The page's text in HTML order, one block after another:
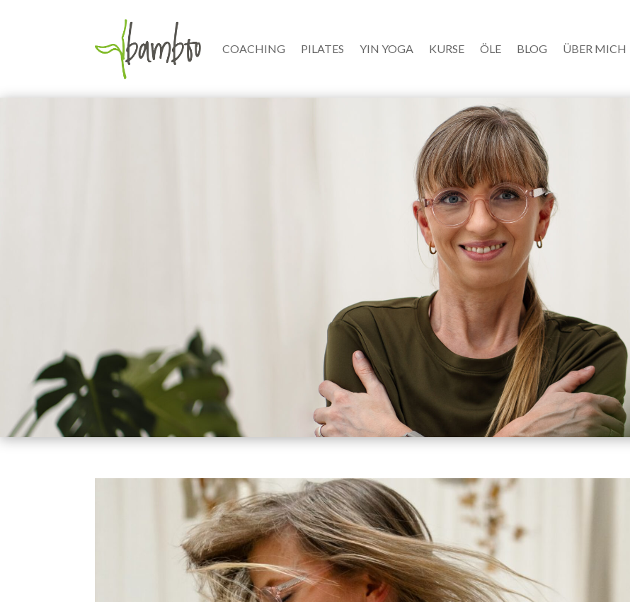
COACHING PILATES YIN YOGA KURSE ÖLE BLOG ÜBER MICH